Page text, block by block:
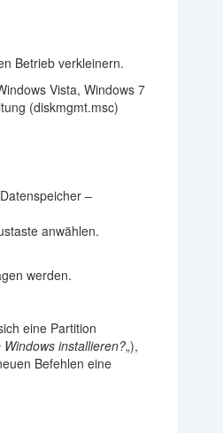
Betrieb verkleinern.
Vista, Windows 7
(diskmgmt.msc)
–
anwählen.
werden.
eine Partition
installieren?„),
Befehlen eine